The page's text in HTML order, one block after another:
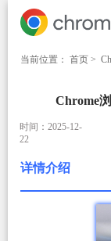
当前位置： 首页 >
Chrome
时间：2025-12-
22
详情介绍